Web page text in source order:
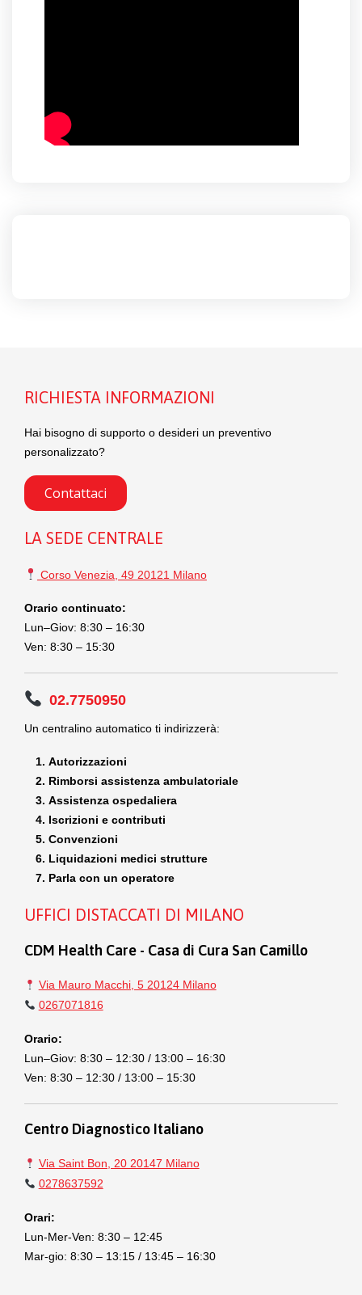
RICHIESTA INFORMAZIONI
Hai bisogno di supporto o desideri un preventivo
personalizzato?
Contattaci
LA SEDE CENTRALE
Corso Venezia, 49 20121 Milano
Orario continuato:
Lun–Giov: 8:30 – 16:30
Ven: 8:30 – 15:30
02.7750950
Un centralino automatico ti indirizzerà:
Autorizzazioni
Rimborsi assistenza ambulatoriale
Assistenza ospedaliera
Iscrizioni e contributi
Convenzioni
Liquidazioni medici strutture
Parla con un operatore
UFFICI DISTACCATI DI MILANO
CDM Health Care - Casa di Cura San Camillo
Via Mauro Macchi, 5 20124 Milano
0267071816
Orario:
Lun–Giov: 8:30 – 12:30 / 13:00 – 16:30
Ven: 8:30 – 12:30 / 13:00 – 15:30
Centro Diagnostico Italiano
Via Saint Bon, 20 20147 Milano
0278637592
Orari:
Lun-Mer-Ven: 8:30 – 12:45
Mar-gio: 8:30 – 13:15 / 13:45 – 16:30